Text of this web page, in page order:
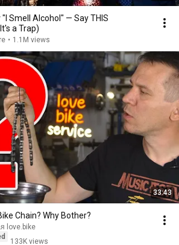
"I Smell Alcohol" — Say THIS
a Trap)
• 1.1M views
33:43
Chain? Why Bother?
love.bike
133K views